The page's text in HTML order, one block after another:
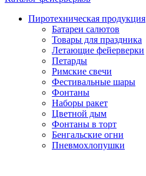
Пиротехническая продукция
Батареи салютов
Товары для праздника
Летающие фейерверки
Петарды
Римские свечи
Фестивальные шары
Фонтаны
Наборы ракет
Цветной дым
Фонтаны в торт
Бенгальские огни
Пневмохлопушки